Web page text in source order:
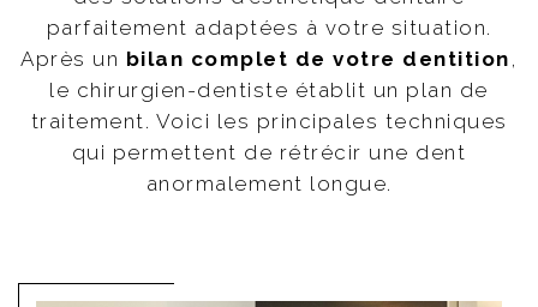
parfaitement adaptées à votre situation.
Après un bilan complet de votre dentition ,
le chirurgien-dentiste établit un plan de
traitement. Voici les principales techniques
qui permettent de rétrécir une dent
anormalement longue.